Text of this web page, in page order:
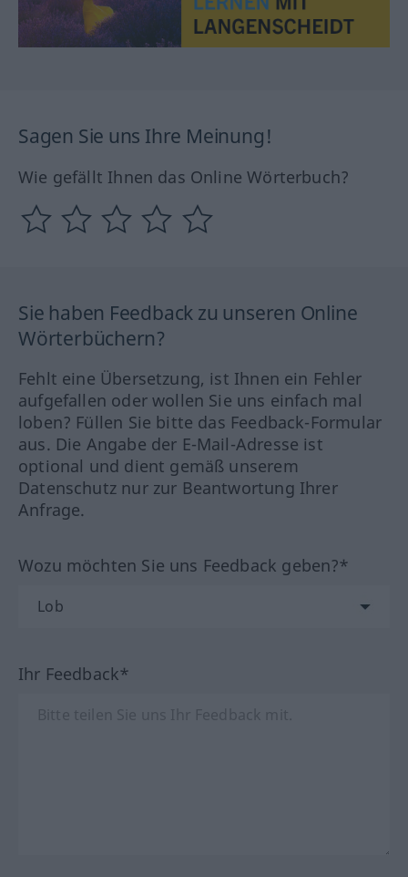
Sagen Sie uns Ihre Meinung!
Wie gefällt Ihnen das Online Wörterbuch?
Sie haben Feedback zu unseren Online
Wörterbüchern?
Fehlt eine Übersetzung, ist Ihnen ein Fehler
aufgefallen oder wollen Sie uns einfach mal
loben? Füllen Sie bitte das Feedback-Formular
aus. Die Angabe der E-Mail-Adresse ist
optional und dient gemäß unserem
Datenschutz nur zur Beantwortung Ihrer
Anfrage.
Wozu möchten Sie uns Feedback geben?*
Ihr Feedback*